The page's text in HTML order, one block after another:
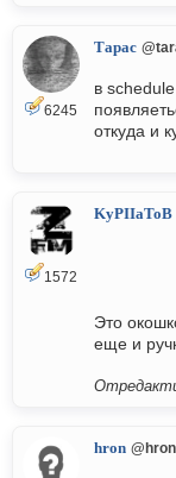
6245
Тарас
в
откуда и
1572
KyPIIaToB
Это
еще и
hron @hron